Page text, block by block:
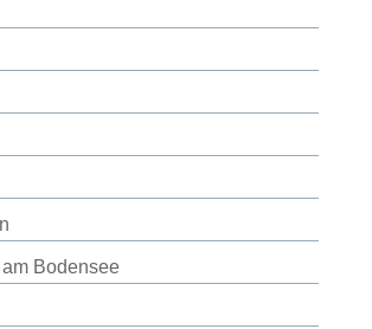
am Bodensee